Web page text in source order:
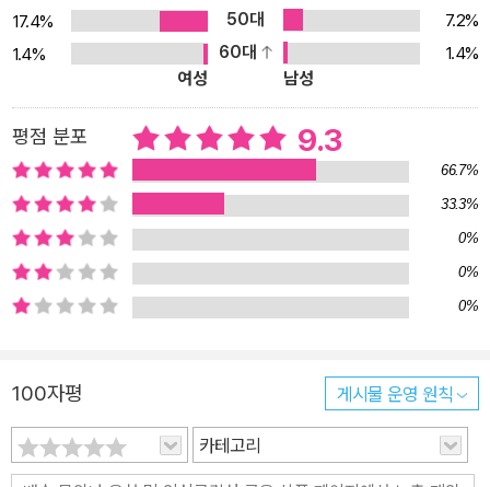
지막 한 사람이 홀로 방에 앉아 있었다. 그때 노크 소리가 들리
고…….” 세상에서 가장 짧은 SF 소설로 불리는 프레드릭 브라운의
『노크』는 이렇게 단 두 문장으로 이루어져 있다. ‘마지막 한 사람’과
‘노크 소리’에서 독자는 절망과 희망을 동시에 엿본다. 왕수펀 작가의
SF 소설 『마지막 한 사람』 또한 결을 같이하며 이야기를 시작한다.
국내 독자들에게 『처음엔 사소했던 일』로 잘 알려진 왕수펀 작가는
대만에서 60권이 넘는 아동·청소년 작품을 출간했으며, 유수의 아동·
청소년 문학상과 대만 최고 권위의 ‘호서대가독’을 수상하는 등 작품
성을 인정받는 동시에 대만의 국민 작가로도 불린다. 특유의 촘촘한
사건 구성, 탄탄한 스토리, 섬세한 심리 묘사와 더불어 입체적이고도
다채로운 인물 구성으로 지루할 틈 없는 작품들을 선보이며 꾸준한
자, 그 모든 장점에 놀라운 상상력까지 더해 완성한 매력적인 수작이
다. 폐허가 된 2055년의 지구와 혼돈에 빠진 2259년 화성을 배경으
로, 충격적이고도 흥미진진한 이야기가 펼쳐진다. 떠나야 하는 지구,
의문이 가득한 화성 두 세계를 교차하는 흥미진진한 스토리 만약 더
17.4%
50대
7.2%
1.4%
60대
1.4%
여성
남성
평점 분포 9.3
66.7%
33.3%
0%
0%
0%
100자평 게시물 운영 원칙
카테고리